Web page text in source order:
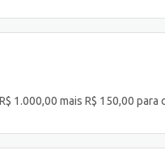
1.000,00 mais R$ 150,00